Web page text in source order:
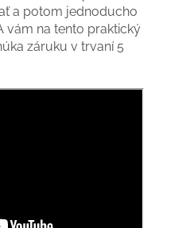
a potom jednoducho
vám na tento praktický
záruku v trvaní 5